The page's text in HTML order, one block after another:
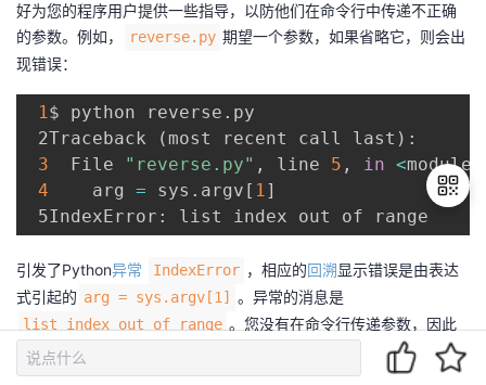
好为您的程序用户提供一些指导，以防他们在命令行中传递不正确
的参数。例如，
reverse.py 期望一个参数，如果省略它，则会出
现错误：
1$ python reverse.py
2Traceback
( most recent call last ) :
3
  File
"reverse.py" , line 5 , in <module
4
    arg
= sys.argv [ 1]
引发了Python异常 IndexError ，相应的回溯显示错误是由表达
式引起的 arg = sys.argv[1] 。异常的消息是
list index out of range 。您没有在命令行传递参数，因此
sys.argv